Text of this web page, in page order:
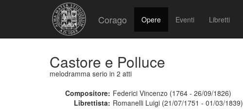
Corago Opere Eventi Libretti
Castore e Polluce
melodramma serio in 2 atti
Compositore: Federici Vincenzo (1764 - 26/09/1826)
Librettista: Romanelli Luigi (21/07/1751 - 01/03/1839)